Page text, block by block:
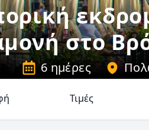
στο
6 ημέρες
Τιμές